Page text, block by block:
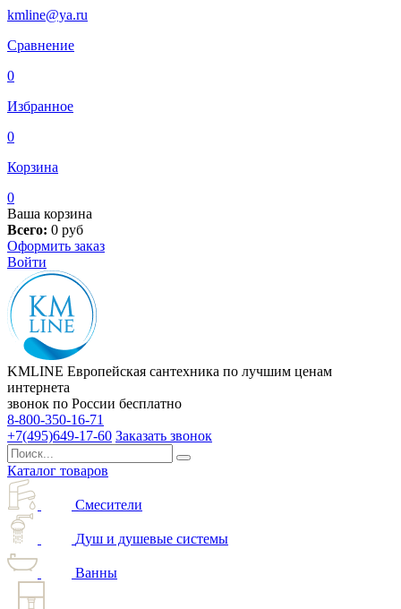
kmline@ya.ru
Сравнение
0
Избранное
0
Корзина
0
Ваша корзина
Всего: 0 руб
Оформить заказ
Войти
KMLINE Европейская сантехника по лучшим ценам
интернета
звонок по России бесплатно
8-800-350-16-71
+7(495)649-17-60 Заказать звонок
Каталог товаров
Смесители
Душ и душевые системы
Ванны